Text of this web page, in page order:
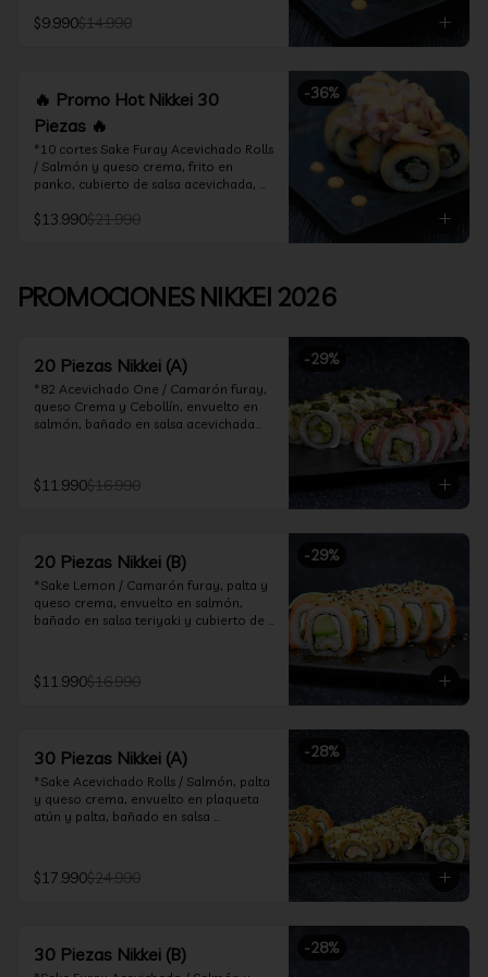
$9.990$14.990
-36%
🔥 Promo Hot Nikkei 30
Piezas 🔥
*10 cortes Sake Furay Acevichado Rolls
/ Salmón y queso crema, frito en
panko, cubierto de salsa acevichada,
*10 cortes Maguro Acevichado Rolls /
acevichado
$13.990$21.990
PROMOCIONES NIKKEI 2026
-29%
20 Piezas Nikkei (A)
*82 Acevichado One / Camarón furay,
queso Crema y Cebollín, envuelto en
salmón, bañado en salsa acevichada
y cebollin, frito en panko cubierto de
ceviche hot.
$11.990$16.990
-29%
20 Piezas Nikkei (B)
*Sake Lemon / Camarón furay, palta y
queso crema, envuelto en salmón,
bañado en salsa teriyaki y cubierto de
*Shrimp Fire Rolls /Palta y camarón
furay, envuelto en queso crema
*Incluye 2 palitos, 2 soya 30ml, 1 salsa
teriyaki 30ml
$11.990$16.990
-28%
30 Piezas Nikkei (A)
*Sake Acevichado Rolls / Salmón, palta
y queso crema, envuelto en plaqueta
atún y palta, bañado en salsa
*Shrimp Fire Rolls / Palta y camarón
furay, envuelto en queso crema
*Almond Furay / Pollo teriyaki, queso
crema y almendras tostadas, frito en
$17.990$24.990
-28%
30 Piezas Nikkei (B)